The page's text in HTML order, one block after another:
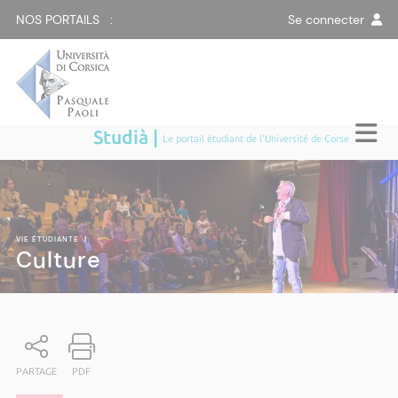
NOS PORTAILS : Se connecter
Studià | Le portail étudiant de l'Université de Corse
VIE ÉTUDIANTE|
Culture
PARTAGE PDF